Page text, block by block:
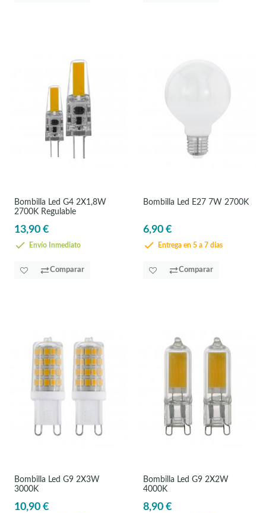
Bombilla Led G4 2X1,8W
2700K Regulable
13,90 €
Envío Inmediato
Comparar
Bombilla Led E27 7W 2700K
6,90 €
Entrega en 5 a 7 días
Comparar
Bombilla Led G9 2X3W
3000K
10,90 €
Bombilla Led G9 2X2W
4000K
8,90 €